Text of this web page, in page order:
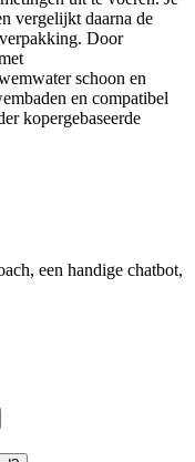
vergelijkt daarna de
Door
schoon en
en compatibel
kopergebaseerde
een handige chatbot,